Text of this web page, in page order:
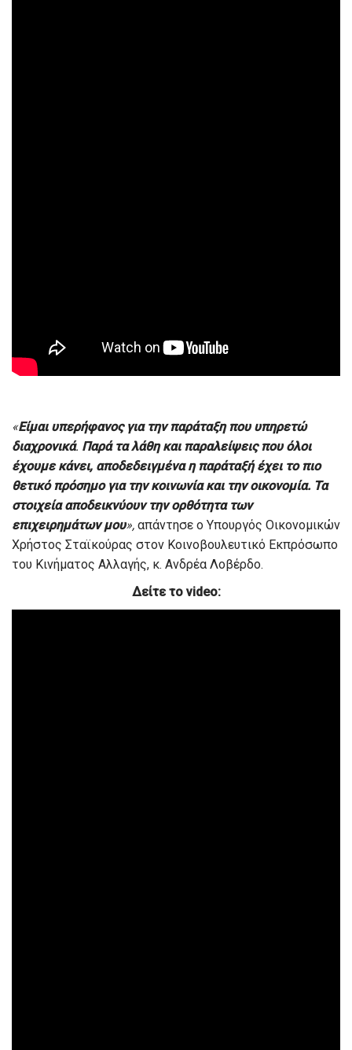
«Είμαι υπερήφανος για την παράταξη που υπηρετώ
διαχρονικά. Παρά τα λάθη και παραλείψεις που όλοι
έχουμε κάνει, αποδεδειγμένα η παράταξή έχει το πιο
θετικό πρόσημο για την κοινωνία και την οικονομία. Τα
στοιχεία αποδεικνύουν την ορθότητα των
επιχειρημάτων μου», απάντησε ο Υπουργός Οικονομικών
Χρήστος Σταϊκούρας στον Κοινοβουλευτικό Εκπρόσωπο
του Κινήματος Αλλαγής, κ. Ανδρέα Λοβέρδο.
Δείτε το video: